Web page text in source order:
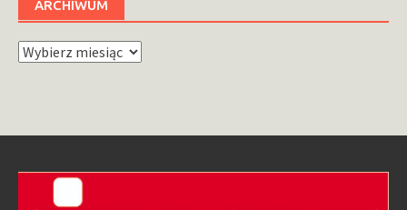
ARCHIWUM
Archiwum